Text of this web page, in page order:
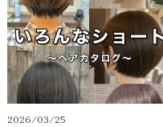
2026/03/25